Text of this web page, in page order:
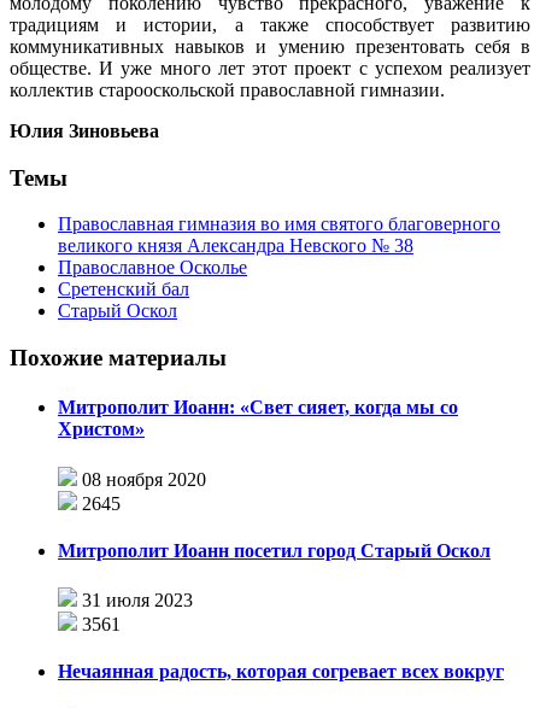
традициям и истории, а также способствует развитию
коммуникативных навыков и умению презентовать себя в
обществе. И уже много лет этот проект с успехом реализует
коллектив старооскольской православной гимназии.
Юлия Зиновьева
Темы
Православная гимназия во имя святого благоверного
великого князя Александра Невского № 38
Православное Осколье
Сретенский бал
Старый Оскол
Похожие материалы
Митрополит Иоанн: «Свет сияет, когда мы со
Христом»
08 ноября 2020
2645
Митрополит Иоанн посетил город Старый Оскол
31 июля 2023
3561
Нечаянная радость, которая согревает всех вокруг